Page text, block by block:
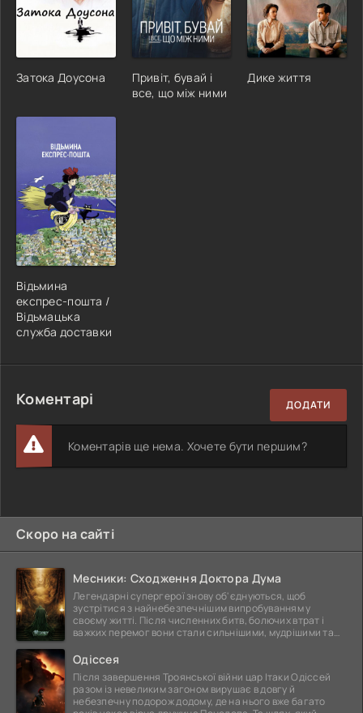
Затока Доусона
Привіт, бувай і
все, що між ними
Дике життя
Відьмина
експрес-пошта /
Відьмацька
служба доставки
Коментарі ДОДАТИ
Коментарів ще нема. Хочете бути першим?
Скоро на сайті
Месники: Сходження Доктора Дума
Легендарні супергерої знову об'єднуються, щоб
зустрітися з найнебезпечнішим випробуванням у
своєму житті. Після численних битв, болючих втрат і
важких перемог вони стали сильнішими, мудрішими та
Одіссея
Після завершення Троянської війни цар Ітаки Одіссей
разом із невеликим загоном вирушає в довгу й
небезпечну подорож додому, де на нього вже багато